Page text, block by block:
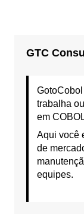
GTC
trabalha
em
Aqui você
de
equipes.